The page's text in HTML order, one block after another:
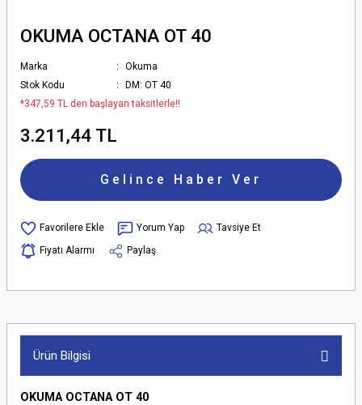
OKUMA OCTANA OT 40
Marka
Okuma
Stok Kodu
DM: OT 40
*347,59 TL den başlayan taksitlerle!!
3.211,44 TL
Gelince Haber Ver
Yorum Yap
Tavsiye Et
Fiyatı Alarmı
Paylaş
Ürün Bilgisi
OKUMA OCTANA OT 40